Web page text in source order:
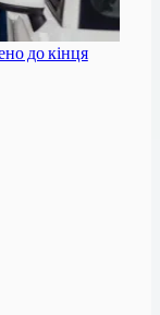
до кінця